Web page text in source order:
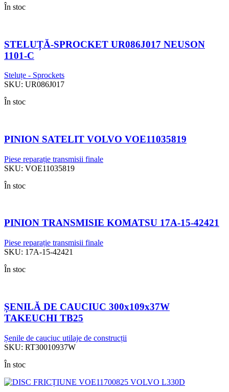
În stoc
STELUȚĂ-SPROCKET UR086J017 NEUSON
1101-C
Steluțe - Sprockets
SKU: UR086J017
În stoc
PINION SATELIT VOLVO VOE11035819
Piese reparație transmisii finale
SKU: VOE11035819
În stoc
PINION TRANSMISIE KOMATSU 17A-15-42421
Piese reparație transmisii finale
SKU: 17A-15-42421
În stoc
ȘENILĂ DE CAUCIUC 300x109x37W
TAKEUCHI TB25
Șenile de cauciuc utilaje de construcții
SKU: RT30010937W
În stoc